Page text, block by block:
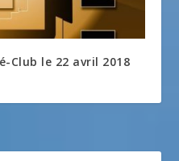
Club le 22 avril 2018